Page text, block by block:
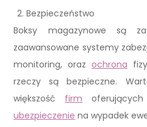
Bezpieczeństwo
Boksy magazynowe są
zaawansowane systemy
monitoring, oraz ochrona
rzeczy są bezpieczne.
większość firm
ubezpieczenie na wypadek